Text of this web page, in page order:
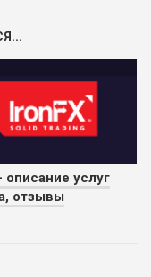
услуг
отзывы